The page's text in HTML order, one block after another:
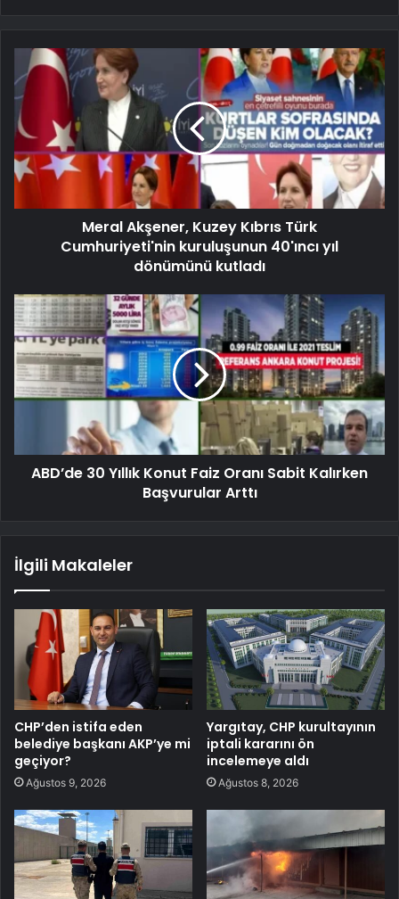
Meral Akşener, Kuzey Kıbrıs Türk
Cumhuriyeti'nin kuruluşunun 40'ıncı yıl
dönümünü kutladı
ABD’de 30 Yıllık Konut Faiz Oranı Sabit Kalırken
Başvurular Arttı
İlgili Makaleler
CHP’den istifa eden
belediye başkanı AKP’ye mi
geçiyor?
Ağustos 9, 2026
Yargıtay, CHP kurultayının
iptali kararını ön
incelemeye aldı
Ağustos 8, 2026